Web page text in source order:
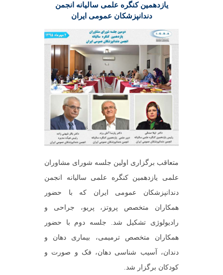
یازدهمین کنگره علمی سالیانه انجمن
دندانپزشکان عمومی ایران
متعاقب برگزاری اولین جلسه شورای مشاوران
علمی یازدهمین کنگره علمی سالیانه انجمن
دندانپزشکان عمومی ایران که با حضور
همکاران متخصص پروتز، پریو، جراحی و
رادیولوژی تشکیل شد. جلسه دوم با حضور
همکاران متخصص ترمیمی، بیماری دهان و
دندان، آسیب شناسی دهان، فک و صورت و
کودکان برگزار شد.